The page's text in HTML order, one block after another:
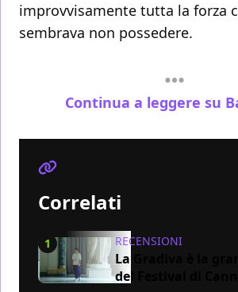
improvvisamente tutta la forza
sembrava non possedere.
Continua a leggere su
Correlati
1 RECENSIONI
La Gradiva è la
del Festival di